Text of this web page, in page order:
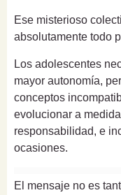
Ese misterioso
absolutamente todo
Los adolescentes
mayor autonomía,
conceptos
evolucionar a
responsabilidad, e
ocasiones.
El mensaje no es